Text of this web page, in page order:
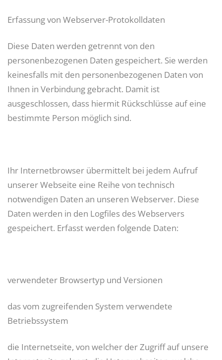
Erfassung von Webserver-Protokolldaten
Diese Daten werden getrennt von den
personenbezogenen Daten gespeichert. Sie werden
keinesfalls mit den personenbezogenen Daten von
Ihnen in Verbindung gebracht. Damit ist
ausgeschlossen, dass hiermit Rückschlüsse auf eine
bestimmte Person möglich sind.
Ihr Internetbrowser übermittelt bei jedem Aufruf
unserer Webseite eine Reihe von technisch
notwendigen Daten an unseren Webserver. Diese
Daten werden in den Logfiles des Webservers
gespeichert. Erfasst werden folgende Daten:
verwendeter Browsertyp und Versionen
das vom zugreifenden System verwendete
Betriebssystem
die Internetseite, von welcher der Zugriff auf unsere